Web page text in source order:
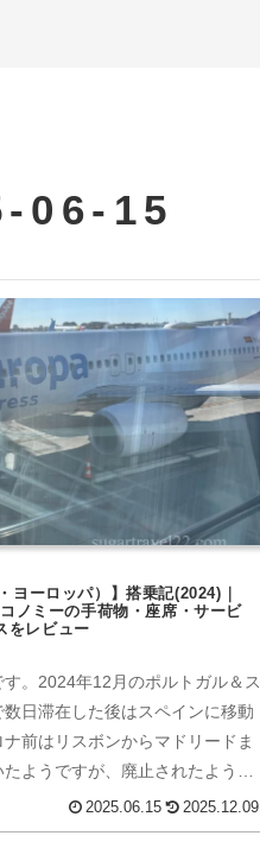
06-15
ヨーロッパ）】搭乗記(2024)｜
ノミーの手荷物・座席・サービ
をレビュー
。2024年12月のポルトガル＆ス
日滞在した後はスペインに移動
前はリスボンからマドリードま
ようですが、廃止されたよう
2025.06.15 2025.12.09